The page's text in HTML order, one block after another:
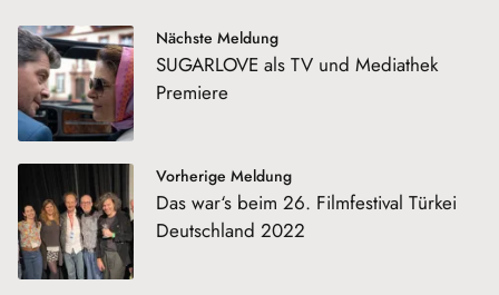
Nächste Meldung
SUGARLOVE als TV und Mediathek
Premiere
Vorherige Meldung
Das war‘s beim 26. Filmfestival Türkei
Deutschland 2022